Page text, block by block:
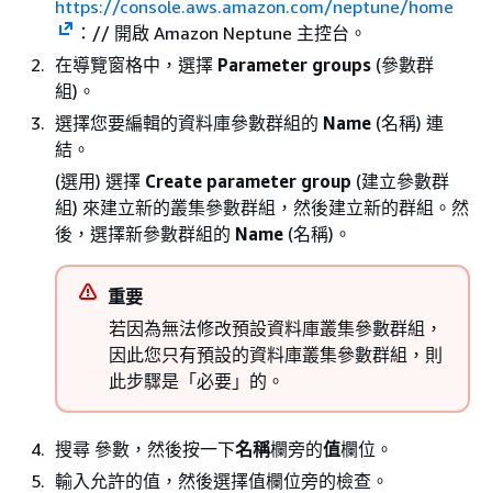
https://console.aws.amazon.com/neptune/home
：// 開啟 Amazon Neptune 主控台。
在導覽窗格中，選擇 Parameter groups (參數群
組)。
選擇您要編輯的資料庫參數群組的 Name (名稱) 連
結。
(選用) 選擇 Create parameter group (建立參數群
組) 來建立新的叢集參數群組，然後建立新的群組。然
後，選擇新參數群組的 Name (名稱)。
重要
若因為無法修改預設資料庫叢集參數群組，
因此您只有預設的資料庫叢集參數群組，則
此步驟是「必要」 的。
搜尋 參數，然後按一下名稱欄旁的值欄位。
輸入允許的值，然後選擇值欄位旁的檢查。